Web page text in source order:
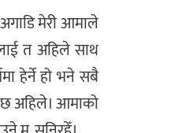
मेरी आमाले
त अहिले साथ
हेर्ने हो भने सबै
अहिले। आमाको